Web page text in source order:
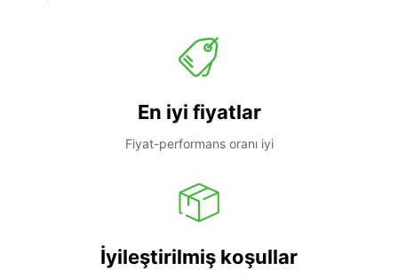
En iyi fiyatlar
Fiyat-performans oranı iyi
İyileştirilmiş koşullar